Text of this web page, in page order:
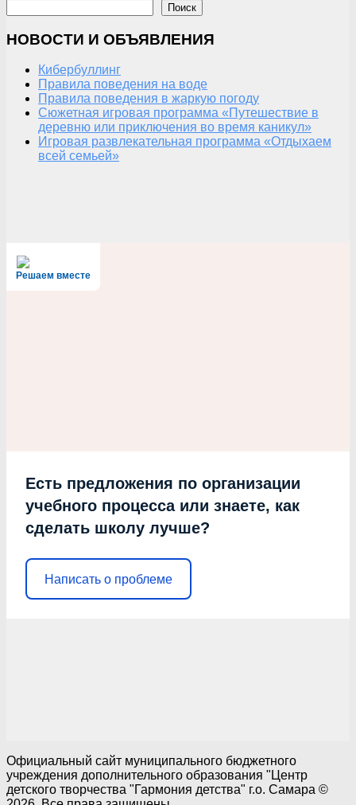
Поиск
НОВОСТИ И ОБЪЯВЛЕНИЯ
Кибербуллинг
Правила поведения на воде
Правила поведения в жаркую погоду
Сюжетная игровая программа «Путешествие в
деревню или приключения во время каникул»
Игровая развлекательная программа «Отдыхаем
всей семьей»
Решаем вместе
Есть предложения по организации
учебного процесса или знаете, как
сделать школу лучше?
Написать о проблеме
Официальный сайт муниципального бюджетного
учреждения дополнительного образования "Центр
детского творчества "Гармония детства" г.о. Самара ©